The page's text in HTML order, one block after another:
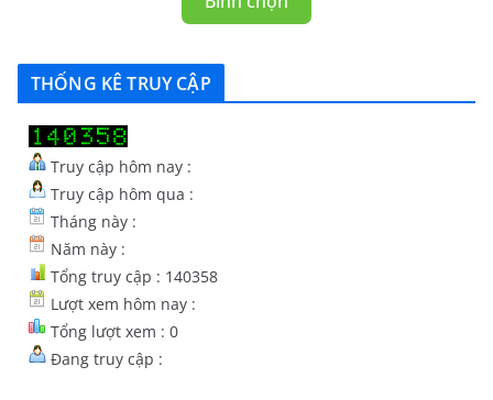
THỐNG KÊ TRUY CẬP
Truy cập hôm nay :
Truy cập hôm qua :
Tháng này :
Năm này :
Tổng truy cập : 140358
Lượt xem hôm nay :
Tổng lượt xem : 0
Đang truy cập :